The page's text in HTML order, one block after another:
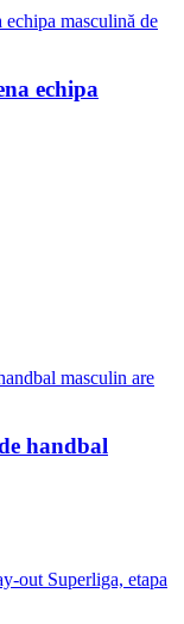
echipa
handbal